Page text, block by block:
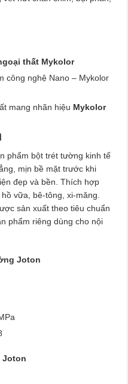
thất Mykolor
công nghệ Nano – Mykolor
mang nhãn hiệu Mykolor
phẩm bột trét tường kinh tế
mịn bề mặt trước khi
đẹp và bền. Thích hợp
vữa, bê-tông, xi-măng.
sản xuất theo tiêu chuẩn
phẩm riêng dùng cho nội
Joton
Joton